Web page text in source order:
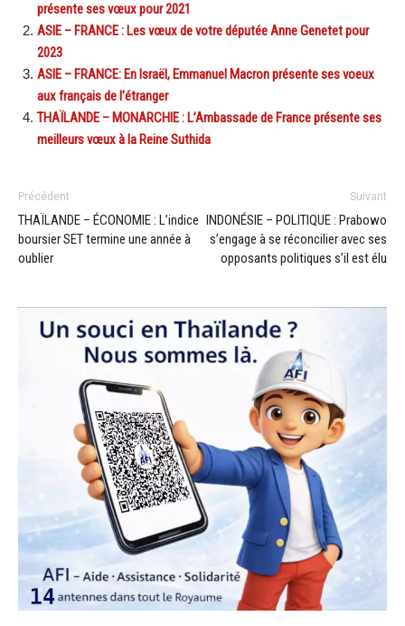
présente ses vœux pour 2021
ASIE – FRANCE : Les vœux de votre députée Anne Genetet pour
2023
ASIE – FRANCE: En Israël, Emmanuel Macron présente ses voeux
aux français de l’étranger
THAÏLANDE – MONARCHIE : L’Ambassade de France présente ses
meilleurs vœux à la Reine Suthida
Précédent
THAÏLANDE – ÉCONOMIE : L’indice
boursier SET termine une année à
oublier
Suivant
INDONÉSIE – POLITIQUE : Prabowo
s’engage à se réconcilier avec ses
opposants politiques s’il est élu